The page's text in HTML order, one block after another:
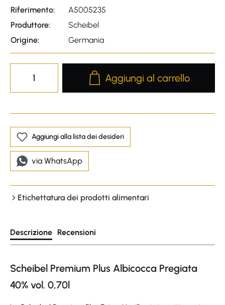
Riferimento:
A5005235
Produttore:
Scheibel
Origine:
Germania
Product Quantity: Enter the
Aggiungi al carrello
Aggiungi alla lista dei desideri
via WhatsApp
Etichettatura dei prodotti alimentari
Descrizione Recensioni
Scheibel Premium Plus Albicocca Pregiata
40% vol. 0,70l